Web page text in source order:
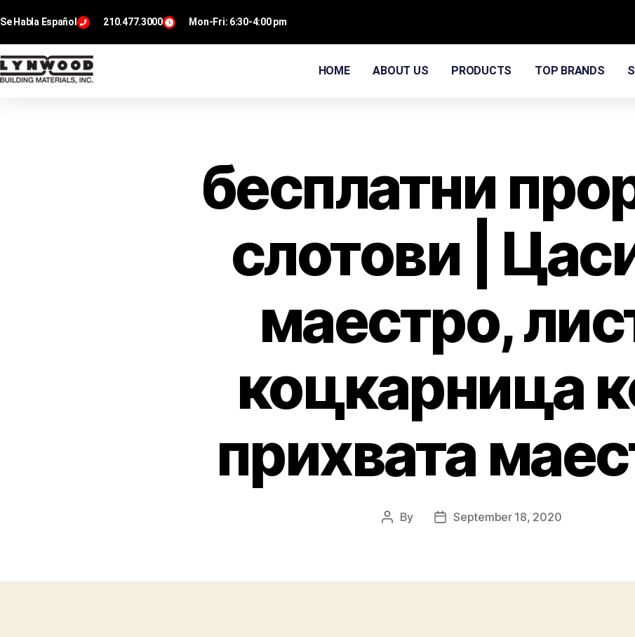
Se Habla Español 210.477.3000 Mon-Fri: 6:30-4:00 pm
HOME ABOUT US PRODUCTS TOP BRANDS
бесплатни
слотови |
маестро,
коцкарница
прихвата
By September 18, 2020